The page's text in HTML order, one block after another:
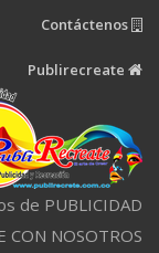
de PUBLICIDAD
CON NOSOTROS